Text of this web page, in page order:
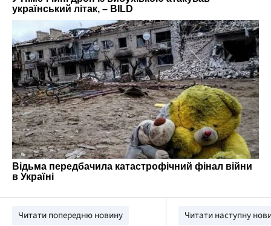
Читати попередню новину Читати наступну